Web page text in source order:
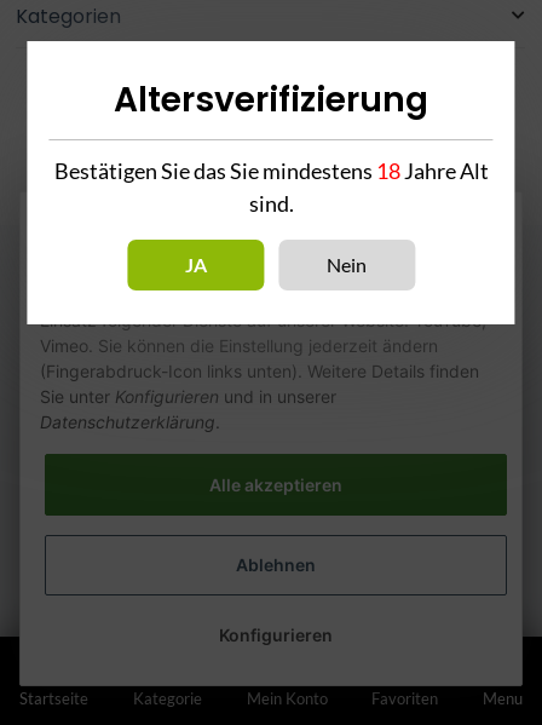
Wie wir Cookies & Co nutzen
Durch Klicken auf „Alle akzeptieren“ gestatten Sie den
Einsatz folgender Dienste auf unserer Website: YouTube,
Vimeo. Sie können die Einstellung jederzeit ändern
(Fingerabdruck-Icon links unten). Weitere Details finden
Sie unter Konfigurieren und in unserer
Datenschutzerklärung.
Alle akzeptieren
Ablehnen
Konfigurieren
Kategorien
Startseite Kategorie Mein Konto Favoriten Menu
Altersverifizierung
Bestätigen Sie das Sie mindestens 18Jahre Alt
sind.
JA Nein